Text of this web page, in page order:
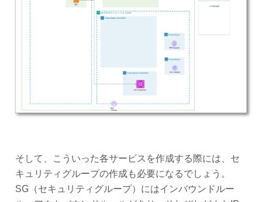
そして、こういった各サービスを作成する際には、セ
キュリティグループの作成も必要になるでしょう。
SG（セキュリティグループ）にはインバウンドルー